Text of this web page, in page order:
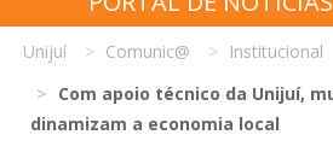
Unijuí Comunic@
Institucional
Com apoio técnico da Unijuí,
dinamizam a economia local